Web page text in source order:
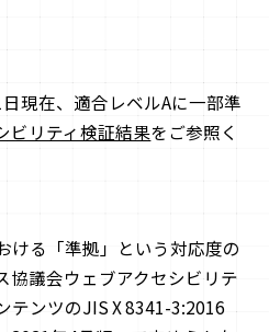
現在、適合レベルAに一部準
ビリティ検証結果をご参照く
ける「準拠」という対応度の
協議会ウェブアクセシビリテ
テンツのJIS X 8341-3:2016